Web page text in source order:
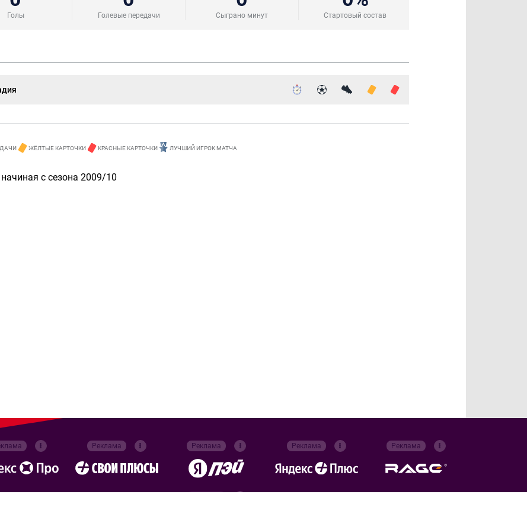
Голы Голевые передачи Сыграно минут Стартовый состав
ЖЁЛТЫЕ КАРТОЧКИ КРАСНЫЕ КАРТОЧКИ ЛУЧШИЙ ИГРОК МАТЧА
с сезона 2009/10
Реклама Реклама Реклама Реклама